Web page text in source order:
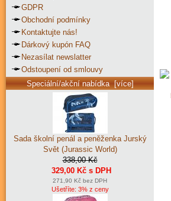
GDPR
Obchodní podmínky
Kontaktujte nás!
Dárkový kupón FAQ
Nezasílat newslatter
Odstoupení od smlouvy
Speciální/akční nabídka [více]
Sada školní penál a peněženka Jurský
Svět (Jurassic World)
338,00 Kč
329,00 Kč s DPH
271,90 Kč bez DPH
Ušetříte: 3% z ceny